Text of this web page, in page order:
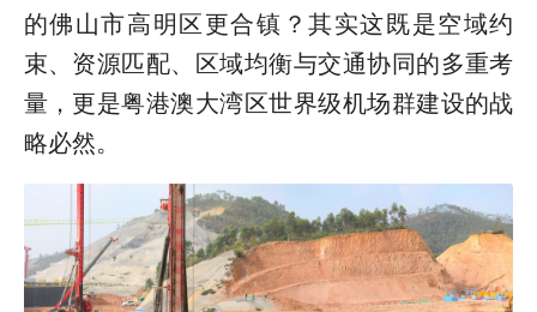
的佛山市高明区更合镇？其实这既是空域约
束、资源匹配、区域均衡与交通协同的多重考
量，更是粤港澳大湾区世界级机场群建设的战
略必然。